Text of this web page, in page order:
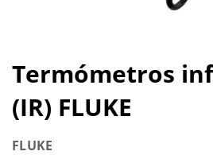
Termómetros
(IR) FLUKE
FLUKE